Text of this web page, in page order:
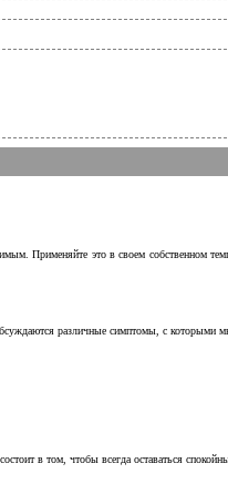
Применяйте это в своем собственном
различные симптомы, с
в том, чтобы всегда оставаться